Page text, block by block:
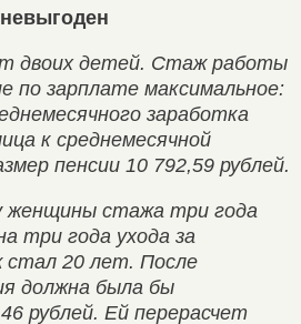
двоих детей. Стаж работы
по зарплате максимальное:
заработка
к среднемесячной
пенсии 10 792,59 рублей.
женщины стажа три года
три года ухода за
стал 20 лет. После
должна была бы
рублей. Ей перерасчет